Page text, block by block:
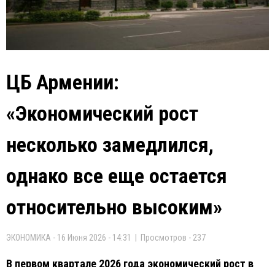
ЦБ Армении:
«Экономический рост
несколько замедлился,
однако все еще остается
относительно высоким»
ЭКОНОМИКА - 16 Июня 2026 - 14:31 | Просмотров - 237
В первом квартале 2026 года экономический рост в